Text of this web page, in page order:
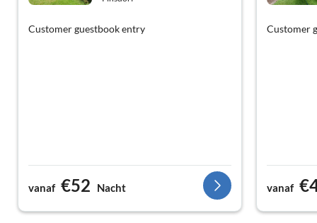
Customer guestbook entry
vanaf €52 Nacht
Customer
vanaf